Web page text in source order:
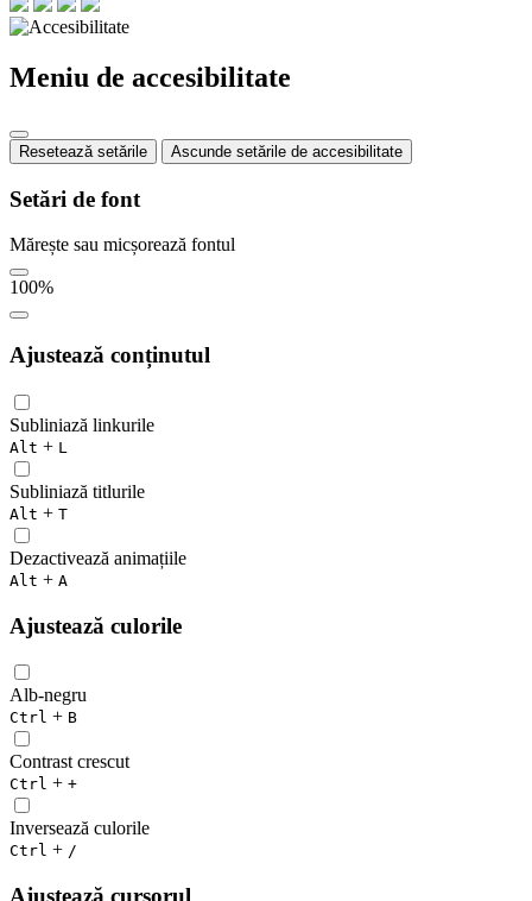
Meniu de accesibilitate
Resetează setările Ascunde setările de accesibilitate
Setări de font
Mărește sau micșorează fontul
100%
Ajustează conținutul
Subliniază linkurile
Alt + L
Subliniază titlurile
Alt + T
Dezactivează animațiile
Alt + A
Ajustează culorile
Alb-negru
Ctrl + B
Contrast crescut
Ctrl + +
Inversează culorile
Ctrl + /
Ajustează cursorul